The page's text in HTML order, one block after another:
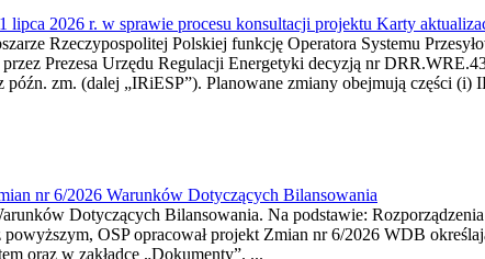
lipca 2026 r. w sprawie procesu konsultacji projektu Karty
Rzeczypospolitej Polskiej funkcję Operatora Systemu
Prezesa Urzędu Regulacji Energetyki decyzją nr
zm. (dalej „IRiESP”). Planowane zmiany obejmują części (i)
nr 6/2026 Warunków Dotyczących Bilansowania
Dotyczących Bilansowania. Na podstawie:
OSP opracował projekt Zmian nr 6/2026 WDB
oraz w zakładce „Dokumenty”. ...